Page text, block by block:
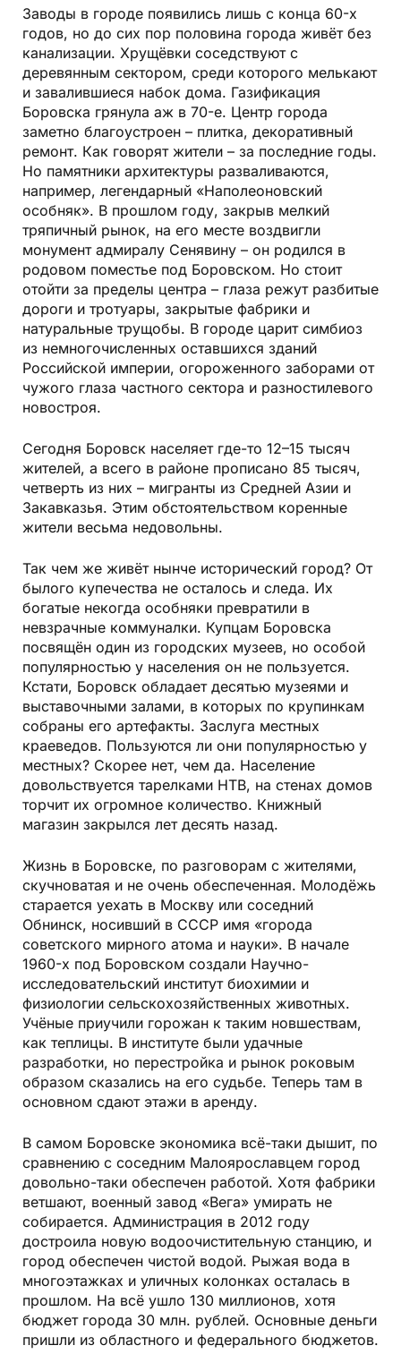
Заводы в городе появились лишь с конца 60-х
годов, но до сих пор половина города живёт без
канализации. Хрущёвки соседствуют с
деревянным сектором, среди которого мелькают
и завалившиеся набок дома. Газификация
Боровска грянула аж в 70-е. Центр города
заметно благоустроен – плитка, декоративный
ремонт. Как говорят жители – за последние годы.
Но памятники архитектуры разваливаются,
например, легендарный «Наполеоновский
особняк». В прошлом году, закрыв мелкий
тряпичный рынок, на его месте воздвигли
монумент адмиралу Сенявину – он родился в
родовом поместье под Боровском. Но стоит
отойти за пределы центра – глаза режут разбитые
дороги и тротуары, закрытые фабрики и
натуральные трущобы. В городе царит симбиоз
из немногочисленных оставшихся зданий
Российской империи, огороженного заборами от
чужого глаза частного сектора и разностилевого
новостроя.
Сегодня Боровск населяет где-то 12–15 тысяч
жителей, а всего в районе прописано 85 тысяч,
четверть из них – мигранты из Средней Азии и
Закавказья. Этим обстоятельством коренные
жители весьма недовольны.
Так чем же живёт нынче исторический город? От
былого купечества не осталось и следа. Их
богатые некогда особняки превратили в
невзрачные коммуналки. Купцам Боровска
посвящён один из городских музеев, но особой
популярностью у населения он не пользуется.
Кстати, Боровск обладает десятью музеями и
выставочными залами, в которых по крупинкам
собраны его артефакты. Заслуга местных
краеведов. Пользуются ли они популярностью у
местных? Скорее нет, чем да. Население
довольствуется тарелками НТВ, на стенах домов
торчит их огромное количество. Книжный
магазин закрылся лет десять назад.
Жизнь в Боровске, по разговорам с жителями,
скучноватая и не очень обеспеченная. Молодёжь
старается уехать в Москву или соседний
Обнинск, носивший в СССР имя «города
советского мирного атома и науки». В начале
1960-х под Боровском создали Научно-
исследовательский институт биохимии и
физиологии сельскохозяйственных животных.
Учёные приучили горожан к таким новшествам,
как теплицы. В институте были удачные
разработки, но перестройка и рынок роковым
образом сказались на его судьбе. Теперь там в
основном сдают этажи в аренду.
В самом Боровске экономика всё-таки дышит, по
сравнению с соседним Малоярославцем город
довольно-таки обеспечен работой. Хотя фабрики
ветшают, военный завод «Вега» умирать не
собирается. Администрация в 2012 году
достроила новую водоочистительную станцию, и
город обеспечен чистой водой. Рыжая вода в
многоэтажках и уличных колонках осталась в
прошлом. На всё ушло 130 миллионов, хотя
бюджет города 30 млн. рублей. Основные деньги
пришли из областного и федерального бюджетов.